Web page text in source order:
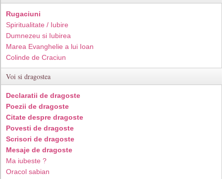
Rugaciuni
Spiritualitate / Iubire
Dumnezeu si Iubirea
Marea Evanghelie a lui Ioan
Colinde de Craciun
Voi si dragostea
Declaratii de dragoste
Poezii de dragoste
Citate despre dragoste
Povesti de dragoste
Scrisori de dragoste
Mesaje de dragoste
Ma iubeste ?
Oracol sabian